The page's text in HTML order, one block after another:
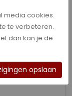
edition
media cookies.
te verbeteren.
dan kan je de
opslaan